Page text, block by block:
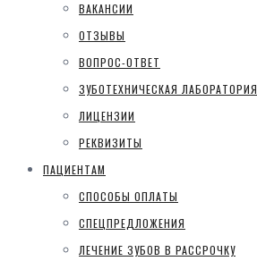
ВАКАНСИИ
ОТЗЫВЫ
ВОПРОС-ОТВЕТ
ЗУБОТЕХНИЧЕСКАЯ ЛАБОРАТОРИЯ
ЛИЦЕНЗИИ
РЕКВИЗИТЫ
ПАЦИЕНТАМ
СПОСОБЫ ОПЛАТЫ
СПЕЦПРЕДЛОЖЕНИЯ
ЛЕЧЕНИЕ ЗУБОВ В РАССРОЧКУ